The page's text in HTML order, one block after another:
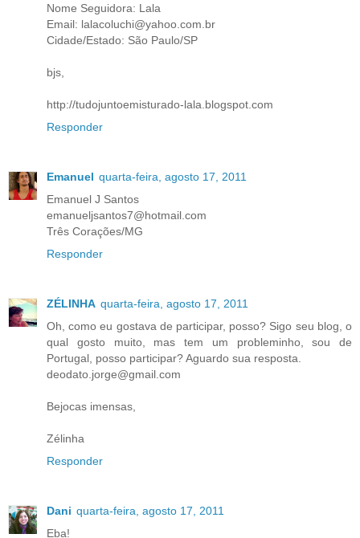
Nome Seguidora: Lala
Email: lalacoluchi@yahoo.com.br
Cidade/Estado: São Paulo/SP
bjs,
http://tudojuntoemisturado-lala.blogspot.com
Responder
Emanuel quarta-feira, agosto 17, 2011
Emanuel J Santos
emanueljsantos7@hotmail.com
Três Corações/MG
Responder
ZÉLINHA quarta-feira, agosto 17, 2011
Oh, como eu gostava de participar, posso? Sigo seu blog, o
qual gosto muito, mas tem um probleminho, sou de
Portugal, posso participar? Aguardo sua resposta.
deodato.jorge@gmail.com
Bejocas imensas,
Zélinha
Responder
Dani quarta-feira, agosto 17, 2011
Eba!